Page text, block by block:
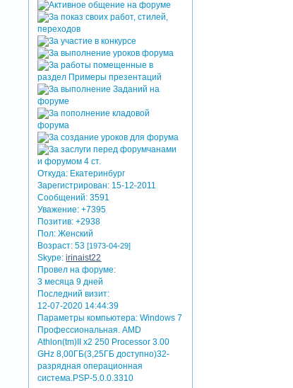
Откуда: Екатеринбург
Зарегистрирован: 15-12-2011
Сообщений: 3591
Уважение: +7395
Позитив: +2938
Пол: Женский
Возраст: 53[1973-04-29]
Skype: irinaist22
Провел на форуме:
3 месяца 9 дней
Последний визит:
12-07-2020 14:44:39
Параметры компьютера: Windows 7
Профессиональная. AMD
Athlon(tm)II x2 250 Processor 3.00
GHz 8,00ГБ(3,25ГБ доступно)32-
разрядная операционная
система.PSP-5.0.0.3310